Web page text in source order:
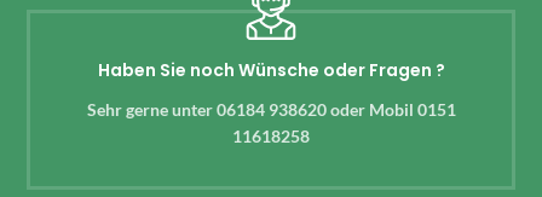
Haben Sie noch Wünsche oder Fragen ?
Sehr gerne unter 06184 938620 oder Mobil 0151
11618258